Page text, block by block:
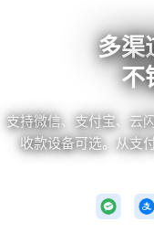
多渠
不
支持微信、支付宝、云
收款设备可选。从支